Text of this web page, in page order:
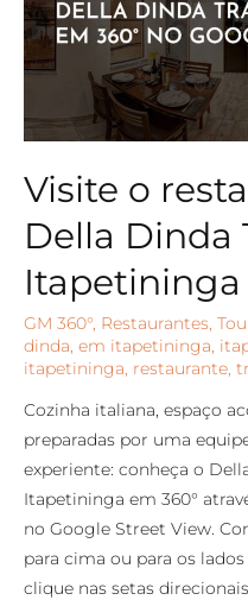
Visite o
Della Dinda
Itapetininga
GM 360° Restaurantes
dinda em itapetininga
itapetininga restaurante
Cozinha italiana, espaço
preparadas por uma
experiente: conheça o
Itapetininga em 360°
no Google Street View.
para cima ou para os
clique nas setas